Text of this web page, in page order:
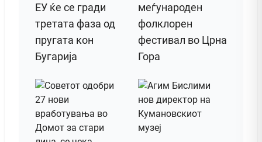
ЕУ ќе се гради
третата фаза од
пругата кон
Бугарија
меѓународен
фолклорен
фестивал во Црна
Гора